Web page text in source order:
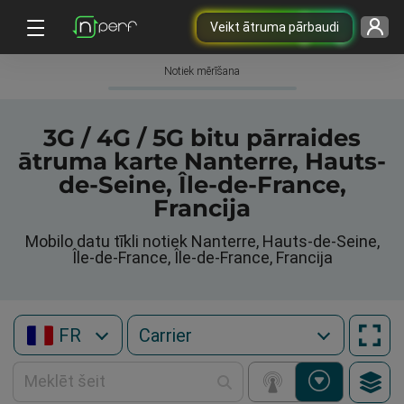
Veikt ātruma pārbaudi
Notiek mērīšana
3G / 4G / 5G bitu pārraides
ātruma karte Nanterre, Hauts-
de-Seine, Île-de-France,
Francija
Mobilo datu tīkli notiek Nanterre, Hauts-de-Seine,
Île-de-France, Île-de-France, Francija
FR